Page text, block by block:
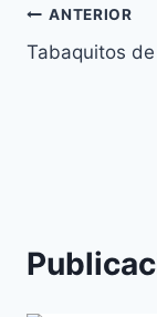
de
ANTERIOR
Tabaquitos